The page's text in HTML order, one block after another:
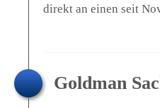
direkt an einen seit
Goldman